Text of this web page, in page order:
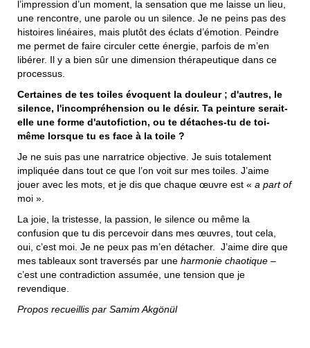
l’impression d’un moment, la sensation que me laisse un lieu,
une rencontre, une parole ou un silence. Je ne peins pas des
histoires linéaires, mais plutôt des éclats d’émotion. Peindre
me permet de faire circuler cette énergie, parfois de m’en
libérer. Il y a bien sûr une dimension thérapeutique dans ce
processus.
Certaines de tes toiles évoquent la douleur ; d'autres, le
silence, l'incompréhension ou le désir. Ta peinture serait-
elle une forme d'autofiction, ou te détaches-tu de toi-
même lorsque tu es face à la toile ?
Je ne suis pas une narratrice objective. Je suis totalement
impliquée dans tout ce que l’on voit sur mes toiles. J’aime
jouer avec les mots, et je dis que chaque œuvre est « a part of
moi ».
La joie, la tristesse, la passion, le silence ou même la
confusion que tu dis percevoir dans mes œuvres, tout cela,
oui, c’est moi. Je ne peux pas m’en détacher. J’aime dire que
mes tableaux sont traversés par une harmonie chaotique ‒
c’est une contradiction assumée, une tension que je
revendique.
Propos recueillis par Samim Akgönül